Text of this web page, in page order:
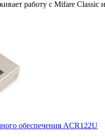
работу с Mifare Classic
обеспечения ACR122U